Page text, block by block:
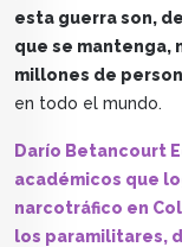
esta guerra son,
que se mantenga,
millones de
en todo el mundo.
Darío Betancourt
académicos que
narcotráfico en
los paramilitares,